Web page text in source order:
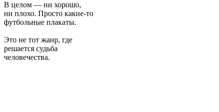
В целом — ни хорошо,
ни плохо. Просто какие-то
футбольные плакаты.
Это не тот жанр, где
решается судьба
человечества.